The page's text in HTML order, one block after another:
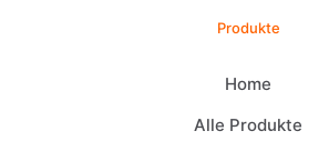
Produkte
Home
Alle Produkte